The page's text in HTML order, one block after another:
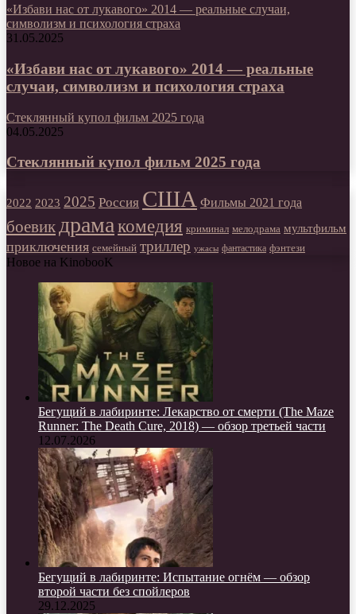
«Избави нас от лукавого» 2014 — реальные случаи,
символизм и психология страха
31.05.2025
«Избави нас от лукавого» 2014 — реальные
случаи, символизм и психология страха
Стеклянный купол фильм 2025 года
04.05.2025
Стеклянный купол фильм 2025 года
2022 2023 2025 Россия США Фильмы 2021 года
боевик драма комедия криминал мелодрама мультфильм
приключения семейный триллер ужасы фантастика фэнтези
Новое на KinobooK
Бегущий в лабиринте: Лекарство от смерти (The Maze
Runner: The Death Cure, 2018) — обзор третьей части
12.07.2026
Бегущий в лабиринте: Испытание огнём — обзор
второй части без спойлеров
29.12.2025